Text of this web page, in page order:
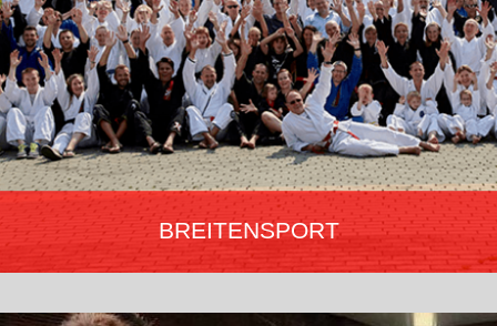
BREITENSPORT
Training für körperliche Fitness, Steigerung, Verbesserung des